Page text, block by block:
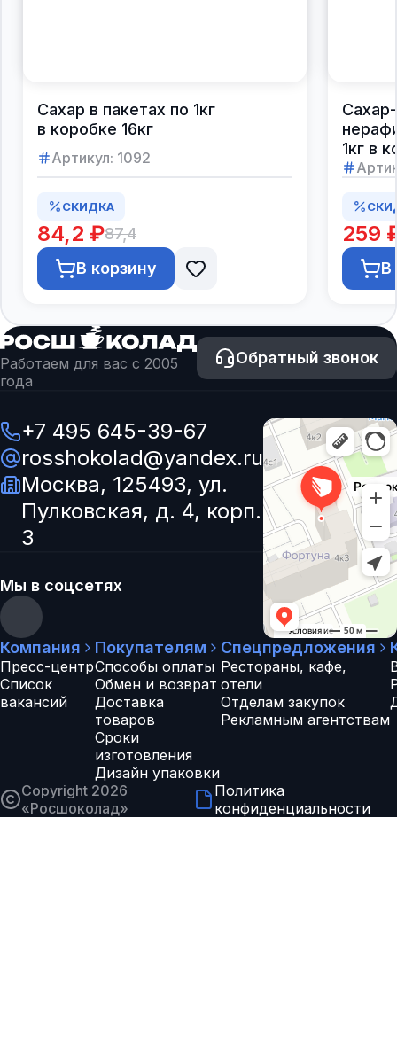
Сахар в пакетах по 1кг
в коробке 16кг
Артикул: 1092
СКИДКА
84,2 ₽87,4
В корзину
1кг в
259
В
Работаем для вас с 2005
года
Обратный звонок
+7 495 645-39-67
rosshokolad@yandex.ru
Москва, 125493, ул.
Пулковская, д. 4, корп.
3
Мы в соцсетях
Компания
Пресс-центр
Список
вакансий
Покупателям
Способы оплаты
Обмен и возврат
Доставка
товаров
Сроки
изготовления
Дизайн упаковки
Спецпредложения
Рестораны, кафе,
отели
Отделам закупок
Рекламным агентствам
Copyright 2026
«Росшоколад»
Политика
конфиденциальности